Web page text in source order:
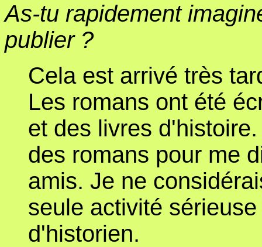
As-tu rapidement
publier ?
Cela est arrivé très
Les romans ont été
et des livres
des romans pour me
amis. Je ne
seule activité
d'historien.